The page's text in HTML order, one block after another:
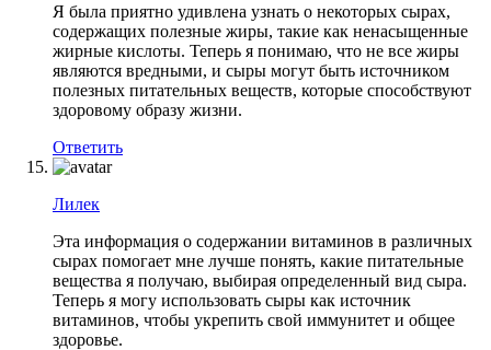
Я была приятно удивлена узнать о некоторых сырах,
содержащих полезные жиры, такие как ненасыщенные
жирные кислоты. Теперь я понимаю, что не все жиры
являются вредными, и сыры могут быть источником
полезных питательных веществ, которые способствуют
здоровому образу жизни.
Ответить
Лилек
Эта информация о содержании витаминов в различных
сырах помогает мне лучше понять, какие питательные
вещества я получаю, выбирая определенный вид сыра.
Теперь я могу использовать сыры как источник
витаминов, чтобы укрепить свой иммунитет и общее
здоровье.